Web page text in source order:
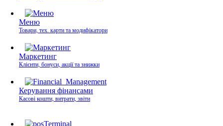
Меню
Товари, тех. карти та модифікатори
Маркетинг
Клієнти, бонуси, акції та знижки
Керування фінансами
Касові кошти, витрати, звіти